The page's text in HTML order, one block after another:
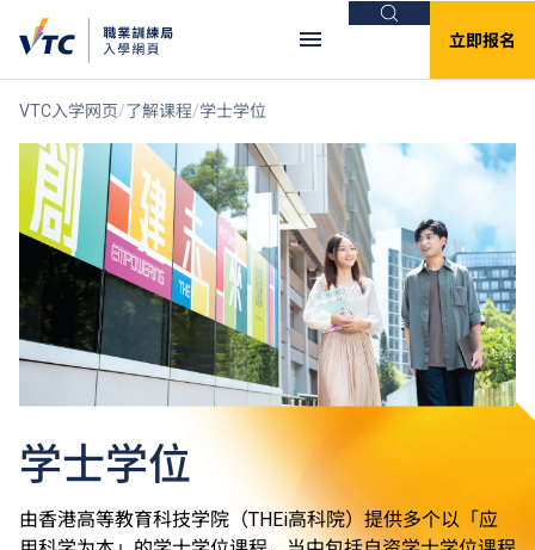
搜索
立即报名
VTC入学网页 了解课程 学士学位
学士学位
由香港高等教育科技学院（THEi高科院）提供多个以「应